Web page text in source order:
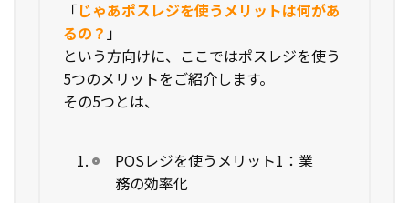
「じゃあポスレジを使うメリットは何があ
るの？ 」
という方向けに、ここではポスレジを使う
5つのメリットをご紹介します。
その5つとは、
POSレジを使うメリット1：業
務の効率化